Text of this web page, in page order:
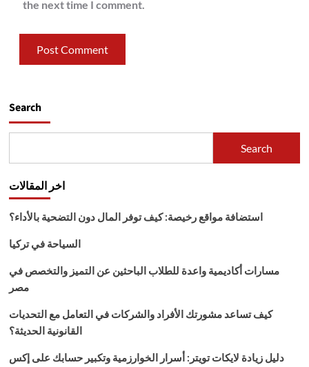
the next time I comment.
Search
Search
اخر المقالات
استضافة مواقع رخيصة: كيف توفر المال دون التضحية بالأداء؟
السياحة في تركيا
مسارات أكاديمية واعدة للطلاب الباحثين عن التميز والتخصص في
مصر
كيف تساعد مشورتك الأفراد والشركات في التعامل مع التحديات
القانونية الحديثة؟
دليل زيادة لايكات تويتر: أسرار الخوارزمية وتكبير حسابك على إكس